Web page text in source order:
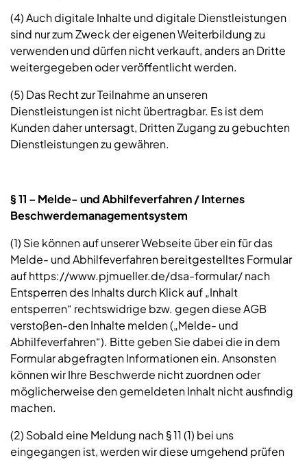
(4) Auch digitale Inhalte und digitale Dienstleistungen
sind nur zum Zweck der eigenen Weiterbildung zu
verwenden und dürfen nicht verkauft, anders an Dritte
weitergegeben oder veröffentlicht werden.
(5) Das Recht zur Teilnahme an unseren
Dienstleistungen ist nicht übertragbar. Es ist dem
Kunden daher untersagt, Dritten Zugang zu gebuchten
Dienstleistungen zu gewähren.
§ 11 – Melde- und Abhilfeverfahren / Internes
Beschwerdemanagementsystem
(1) Sie können auf unserer Webseite über ein für das
Melde- und Abhilfeverfahren bereitgestelltes Formular
auf https://www.pjmueller.de/dsa-formular/ nach
Entsperren des Inhalts durch Klick auf „Inhalt
entsperren“ rechtswidrige bzw. gegen diese AGB
verstoßen-den Inhalte melden („Melde- und
Abhilfeverfahren“). Bitte geben Sie dabei die in dem
Formular abgefragten Informationen ein. Ansonsten
können wir Ihre Beschwerde nicht zuordnen oder
möglicherweise den gemeldeten Inhalt nicht ausfindig
machen.
(2) Sobald eine Meldung nach § 11 (1) bei uns
eingegangen ist, werden wir diese umgehend prüfen